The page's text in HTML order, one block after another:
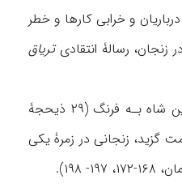
و خرابی کارها و خطر
تریاق
زنجانی در پاییز ۱۳۱۸ ق، از راه رشت به بادكوبه و عشق‌آباد سفر كرد و از راه خراسان به زنجان بازگشت. مقارن سفر دوم مظفرالدین شاه بـه فرنگ (۲۹ ذیحجۀ
برای سركشی به املاك خود به زنجان آمد و قریب به ۷ ماه در آنجا اقامت گزید، زنجانی در زمرۀ یكی